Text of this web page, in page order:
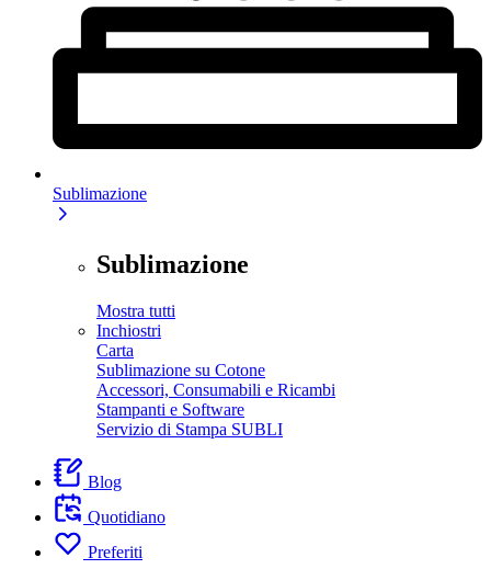
Sublimazione
Sublimazione
Mostra tutti
Inchiostri
Carta
Sublimazione su Cotone
Accessori, Consumabili e Ricambi
Stampanti e Software
Servizio di Stampa SUBLI
Blog
Quotidiano
Preferiti